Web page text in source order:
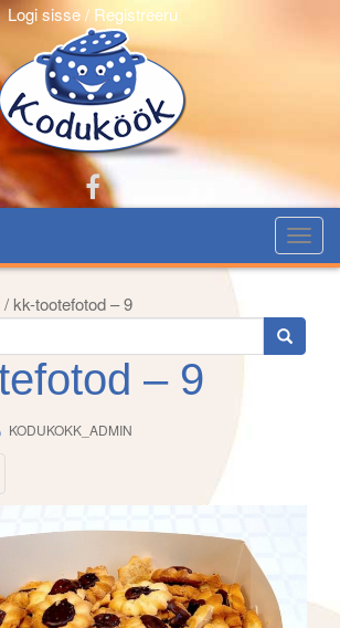
Logi sisse / Registreeru
T
o
g
l
/ kk-tootefotod – 9
– 9
KODUKOKK_ADMIN